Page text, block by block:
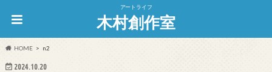
アートライフ
木村創作室
HOME n2
2024.10.20